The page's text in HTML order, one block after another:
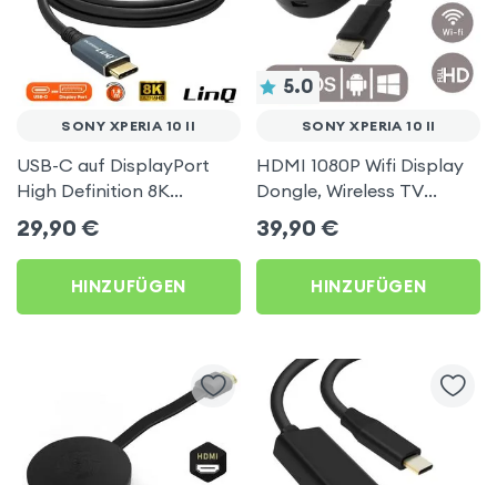
SONY XPERIA 10 II
USB-C auf DisplayPort
High Definition 8K
Videokabel, 1.8m, LinQ für
Sony Xperia 10 II
29,90 €
HINZUFÜGEN
5.0
SONY XPERIA 10 II
HDMI 1080P Wifi Display
Dongle, Wireless TV
Display Adapter für Sony
Xperia 10 II
39,90 €
HINZUFÜGEN